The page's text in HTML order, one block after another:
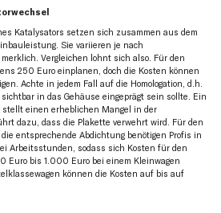
Katalysators setzen sich zusammen aus dem
Sie variieren je nach
Vergleichen lohnt sich also. Für den
250 Euro einplanen, doch die Kosten können
Achte in jedem Fall auf die Homologation, d.h.
in das Gehäuse eingeprägt sein sollte. Ein
einen erheblichen Mangel in der
dazu, dass die Plakette verwehrt wird. Für den
entsprechende Abdichtung benötigen Profis in
Arbeitsstunden, sodass sich Kosten für den
Euro bis 1.000 Euro bei einem Kleinwagen
können die Kosten auf bis auf